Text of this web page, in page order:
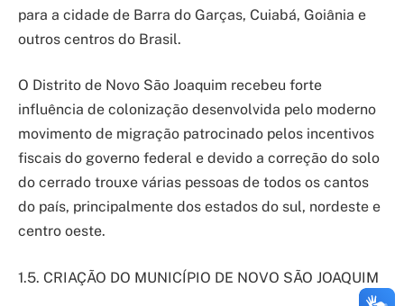
para a cidade de Barra do Garças, Cuiabá, Goiânia e
outros centros do Brasil.
O Distrito de Novo São Joaquim recebeu forte
influência de colonização desenvolvida pelo moderno
movimento de migração patrocinado pelos incentivos
fiscais do governo federal e devido a correção do solo
do cerrado trouxe várias pessoas de todos os cantos
do país, principalmente dos estados do sul, nordeste e
centro oeste.
1.5. CRIAÇÃO DO MUNICÍPIO DE NOVO SÃO JOAQUIM